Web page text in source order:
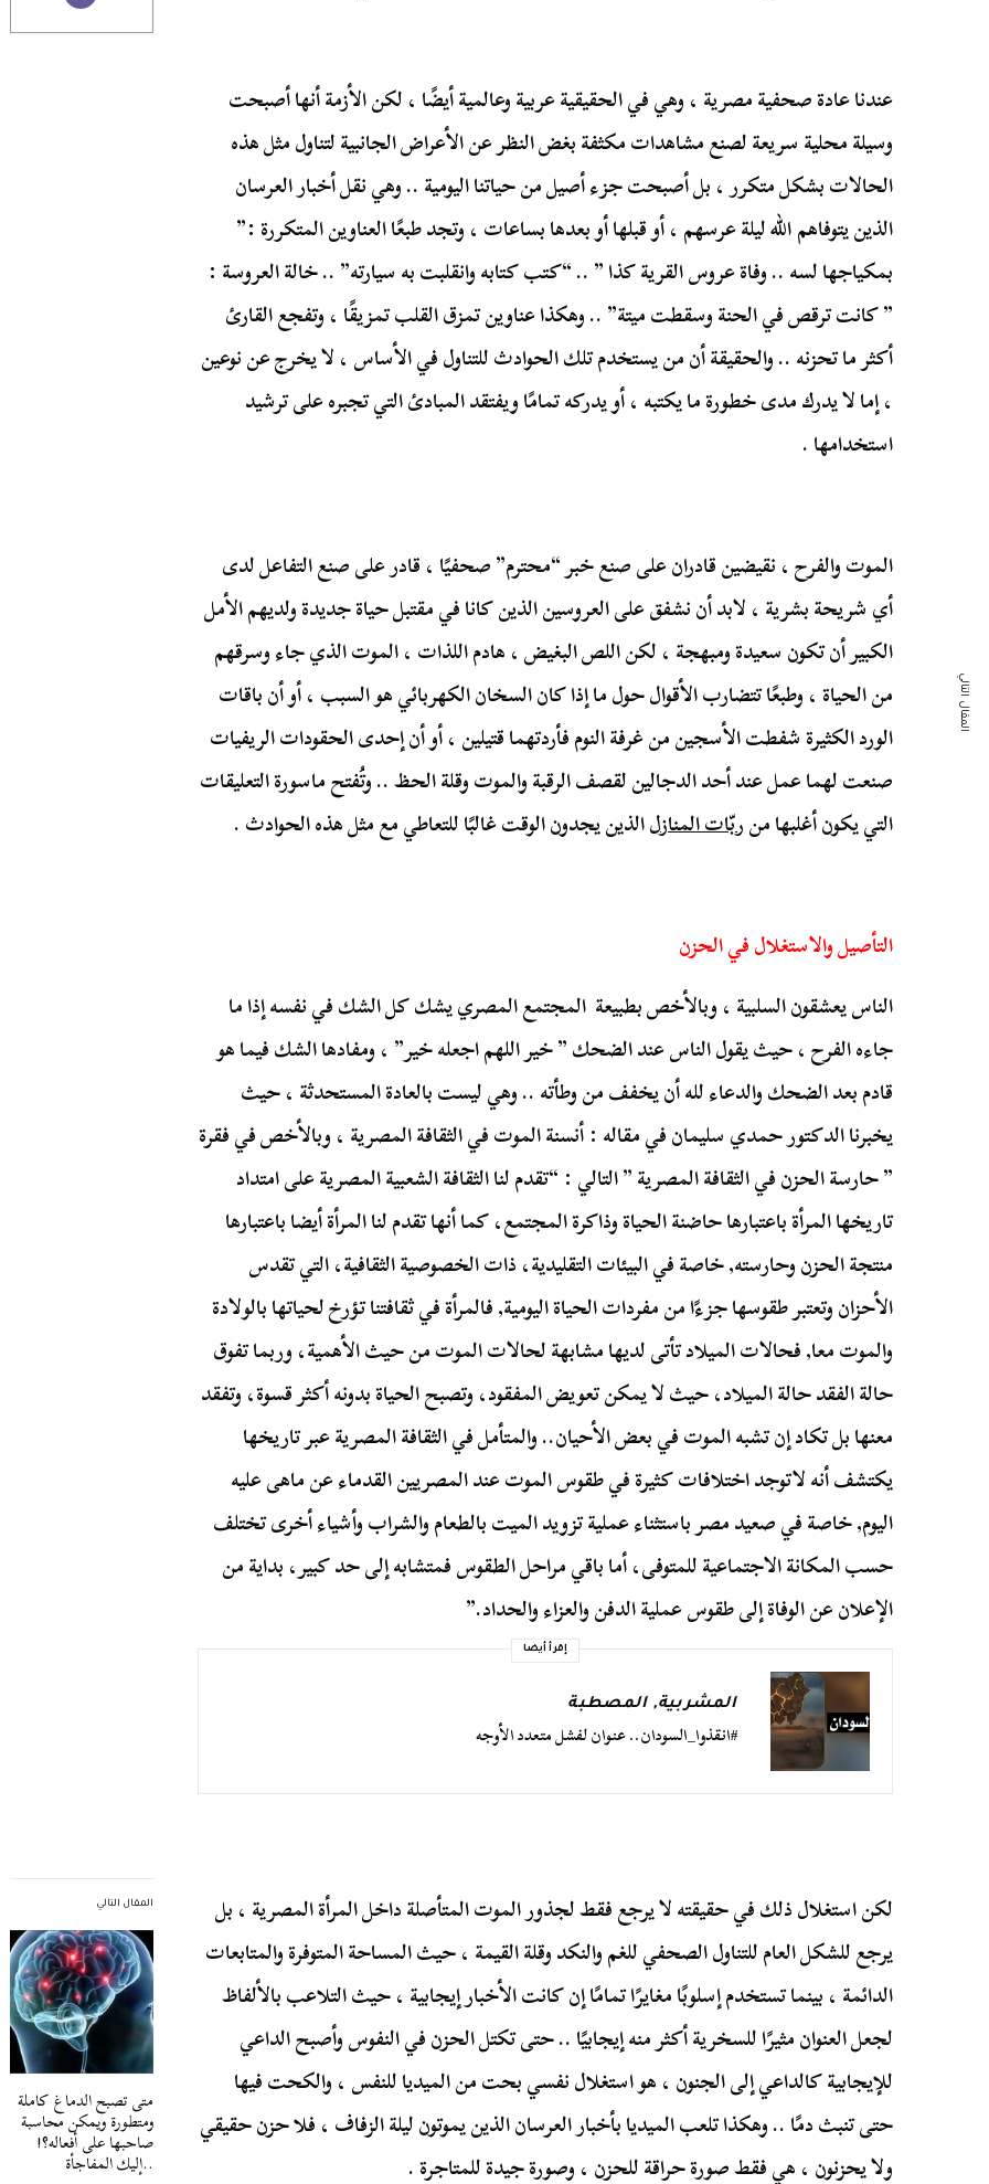
المقال التالي
متى تصبح الدماغ كاملة
ومتطورة ويمكن محاسبة
صاحبها على أفعاله؟!
..إليك المفاجأة
عندنا عادة صحفية مصرية ، وهي في الحقيقية عربية وعالمية أيضًا ، لكن الأزمة أنها أصبحت
وسيلة محلية سريعة لصنع مشاهدات مكثفة بغض النظر عن الأعراض الجانبية لتناول مثل هذه
الحالات بشكل متكرر ، بل أصبحت جزء أصيل من حياتنا اليومية .. وهي نقل أخبار العرسان
الذين يتوفاهم الله ليلة عرسهم ، أو قبلها أو بعدها بساعات ، وتجد طبعًا العناوين المتكررة :”
بمكياجها لسه .. وفاة عروس القرية كذا ” .. “كتب كتابه وانقلبت به سيارته” .. خالة العروسة :
” كانت ترقص في الحنة وسقطت ميتة” .. وهكذا عناوين تمزق القلب تمزيقًا ، وتفجع القارئ
أكثر ما تحزنه .. والحقيقة أن من يستخدم تلك الحوادث للتناول في الأساس ، لا يخرج عن نوعين
، إما لا يدرك مدى خطورة ما يكتبه ، أو يدركه تمامًا ويفتقد المبادئ التي تجبره على ترشيد
استخدامها .
الموت والفرح ، نقيضين قادران على صنع خبر “محترم” صحفيًا ، قادر على صنع التفاعل لدى
أي شريحة بشرية ، لابد أن نشفق على العروسين الذين كانا في مقتبل حياة جديدة ولديهم الأمل
الكبير أن تكون سعيدة ومبهجة ، لكن اللص البغيض ، هادم اللذات ، الموت الذي جاء وسرقهم
من الحياة ، وطبعًا تتضارب الأقوال حول ما إذا كان السخان الكهربائي هو السبب ، أو أن باقات
الورد الكثيرة شفطت الأسجين من غرفة النوم فأردتهما قتيلين ، أو أن إحدى الحقودات الريفيات
صنعت لهما عمل عند أحد الدجالين لقصف الرقبة والموت وقلة الحظ .. وتُفتح ماسورة التعليقات
التي يكون أغلبها منربّات المنازلالذين يجدون الوقت غالبًا للتعاطي مع مثل هذه الحوادث .
التأصيل والاستغلال في الحزن
الناس يعشقون السلبية ، وبالأخص بطبيعة المجتمع المصري يشك كل الشك في نفسه إذا ما
جاءه الفرح ، حيث يقول الناس عند الضحك ” خير اللهم اجعله خير” ، ومفادها الشك فيما هو
قادم بعد الضحك والدعاء لله أن يخفف من وطأته .. وهي ليست بالعادة المستحدثة ، حيث
يخبرنا الدكتور حمدي سليمان في مقاله : أنسنة الموت في الثقافة المصرية ، وبالأخص في فقرة
” حارسة الحزن في الثقافة المصرية ” التالي : “تقدم لنا الثقافة الشعبية المصرية على امتداد
تاريخها المرأة باعتبارها حاضنة الحياة وذاكرة المجتمع، كما أنها تقدم لنا المرأة أيضا باعتبارها
منتجة الحزن وحارسته, خاصة في البيئات التقليدية، ذات الخصوصية الثقافية، التي تقدس
الأحزان وتعتبر طقوسها جزءًا من مفردات الحياة اليومية, فالمرأة في ثقافتنا تؤرخ لحياتها بالولادة
والموت معا, فحالات الميلاد تأتى لديها مشابهة لحالات الموت من حيث الأهمية، وربما تفوق
حالة الفقد حالة الميلاد، حيث لا يمكن تعويض المفقود، وتصبح الحياة بدونه أكثر قسوة، وتفقد
معنها بل تكاد إن تشبه الموت في بعض الأحيان.. والمتأمل في الثقافة المصرية عبر تاريخها
يكتشف أنه لاتوجد اختلافات كثيرة في طقوس الموت عند المصريين القدماء عن ماهى عليه
اليوم, خاصة في صعيد مصر باستثناء عملية تزويد الميت بالطعام والشراب وأشياء أخرى تختلف
حسب المكانة الاجتماعية للمتوفى، أما باقي مراحل الطقوس فمتشابه إلى حد كبير، بداية من
الإعلان عن الوفاة إلى طقوس عملية الدفن والعزاء والحداد.”
إقرأ أيضا
المشربية,المصطبة
#انقذوا_السودان.. عنوان لفشل متعدد الأوجه
لكن استغلال ذلك في حقيقته لا يرجع فقط لجذور الموت المتأصلة داخل المرأة المصرية ، بل
يرجع للشكل العام للتناول الصحفي للغم والنكد وقلة القيمة ، حيث المساحة المتوفرة والمتابعات
الدائمة ، بينما تستخدم إسلوبًا مغايرًا تمامًا إن كانت الأخبار إيجابية ، حيث التلاعب بالألفاظ
لجعل العنوان مثيرًا للسخرية أكثر منه إيجابيًا .. حتى تكتل الحزن في النفوس وأصبح الداعي
للإيجابية كالداعي إلى الجنون ، هو استغلال نفسي بحت من الميديا للنفس ، والكحت فيها
حتى تنبث دمًا .. وهكذا تلعب الميديا بأخبار العرسان الذين يموتون ليلة الزفاف ، فلا حزن حقيقي
ولا يحزنون ، هي فقط صورة حراقة للحزن ، وصورة جيدة للمتاجرة .
المقال التالي